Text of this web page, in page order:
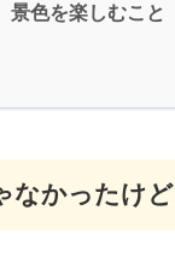
景色を楽しむこと
なかったけど